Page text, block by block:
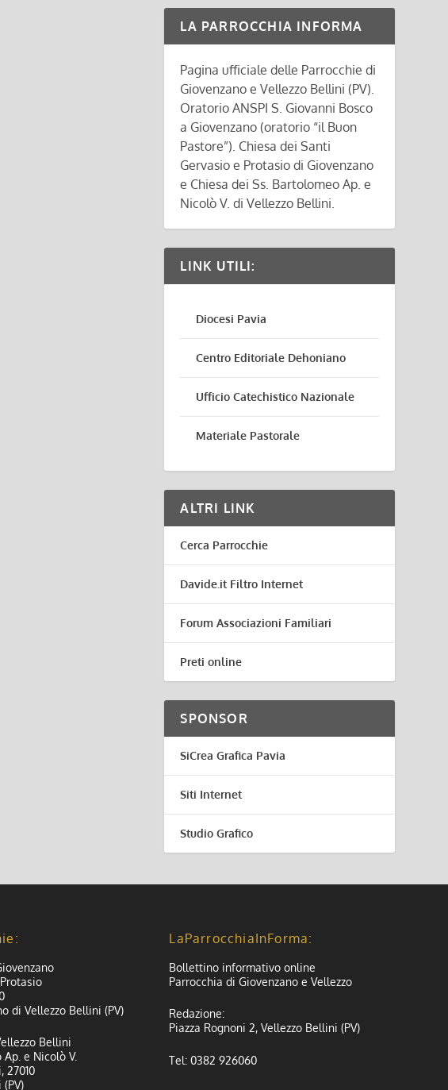
LA PARROCCHIA INFORMA
Pagina ufficiale delle Parrocchie di
Giovenzano e Vellezzo Bellini (PV).
Oratorio ANSPI S. Giovanni Bosco
a Giovenzano (oratorio “il Buon
Pastore”). Chiesa dei Santi
Gervasio e Protasio di Giovenzano
e Chiesa dei Ss. Bartolomeo Ap. e
Nicolò V. di Vellezzo Bellini.
LINK UTILI:
Diocesi Pavia
Centro Editoriale Dehoniano
Ufficio Catechistico Nazionale
Materiale Pastorale
ALTRI LINK
Cerca Parrocchie
Davide.it Filtro Internet
Forum Associazioni Familiari
Preti online
SPONSOR
SiCrea Grafica Pavia
Siti Internet
Studio Grafico
di Vellezzo Bellini (PV)
Bellini
e Nicolò V.
27010
LaParrocchiaInForma:
Bollettino informativo online
Parrocchia di Giovenzano e Vellezzo
Redazione:
Piazza Rognoni 2, Vellezzo Bellini (PV)
Tel: 0382 926060